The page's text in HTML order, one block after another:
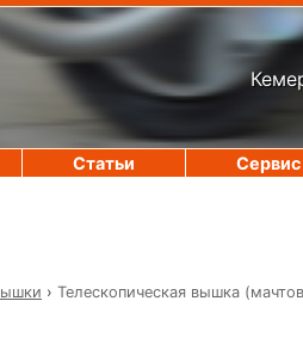
› Телескопическая вышка
Статьи Сервис